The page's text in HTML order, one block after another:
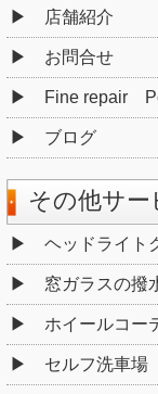
店舗紹介
お問合せ
Fine repair
ブログ
その他サー
ヘッドライト
窓ガラスの撥
ホイールコー
セルフ洗車場